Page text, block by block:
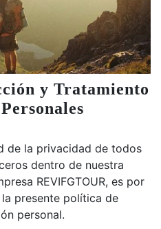
y Tratamiento
de la privacidad de todos
dentro de nuestra
REVIFGTOUR, es por
presente política de
personal.